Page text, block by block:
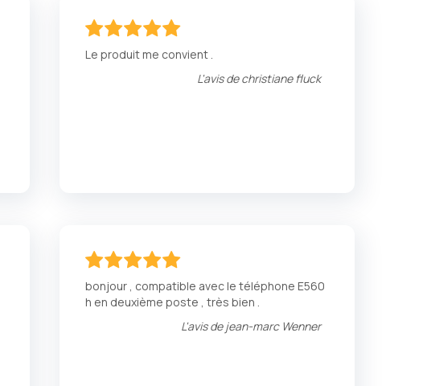
Le produit me convient .
L'avis dechristiane fluck
bonjour , compatible avec le téléphone E560
h en deuxième poste , très bien .
L'avis dejean-marc Wenner